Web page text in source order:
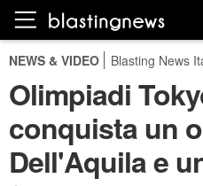
NEWS & VIDEO Blasting News
Olimpiadi
conquista un
Dell'Aquila e